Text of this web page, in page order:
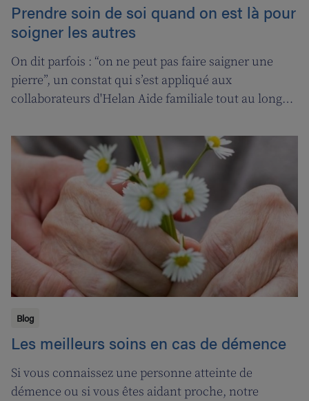
Prendre soin de soi quand on est là pour
soigner les autres
On dit parfois : “on ne peut pas faire saigner une
pierre”, un constat qui s’est appliqué aux
collaborateurs d'Helan Aide familiale tout au long
pourquoi nous avons fait appel aux services de la
‘ligne d’oxygène’ pour donner l’occasion de souffler à
nos soignant(e)s, et leur permettre ainsi de pouvoir
encore mieux s’occuper de leurs clients.
Blog
Les meilleurs soins en cas de démence
Si vous connaissez une personne atteinte de
démence ou si vous êtes aidant proche, notre